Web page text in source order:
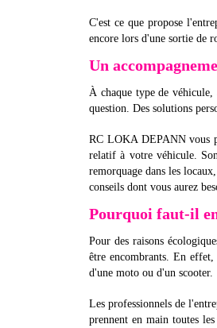
C'est ce que propose
encore lors d'une sortie de
Un
À chaque type de
question. Des solutions
RC LOKA DEPANN vous
relatif à votre véhicule.
remorquage dans les
conseils dont vous aurez
Pourquoi faut-il
Pour des raisons
être encombrants. En
d'une moto ou d'un scooter.
Les professionnels de
prennent en main toutes